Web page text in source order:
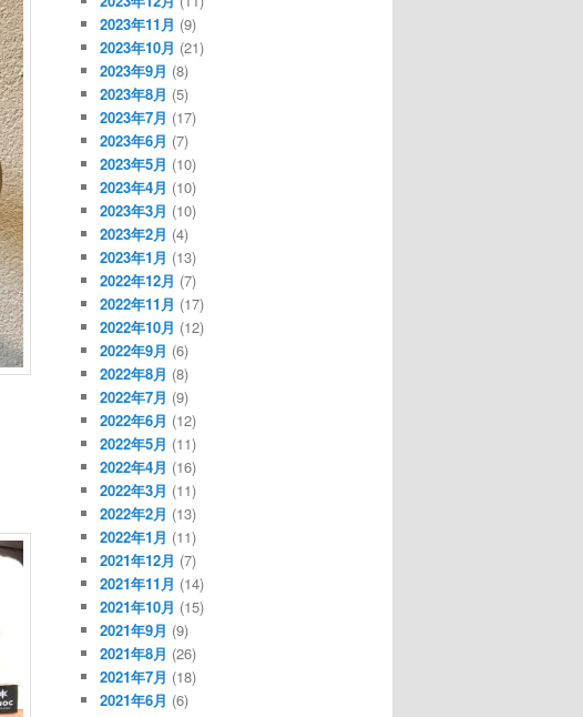
2023年11月 (9)
2023年10月 (21)
2023年9月 (8)
2023年8月 (5)
2023年7月 (17)
2023年6月 (7)
2023年5月 (10)
2023年4月 (10)
2023年3月 (10)
2023年2月 (4)
2023年1月 (13)
2022年12月 (7)
2022年11月 (17)
2022年10月 (12)
2022年9月 (6)
2022年8月 (8)
2022年7月 (9)
2022年6月 (12)
2022年5月 (11)
2022年4月 (16)
2022年3月 (11)
2022年2月 (13)
2022年1月 (11)
2021年12月 (7)
2021年11月 (14)
2021年10月 (15)
2021年9月 (9)
2021年8月 (26)
2021年7月 (18)
2021年6月 (6)